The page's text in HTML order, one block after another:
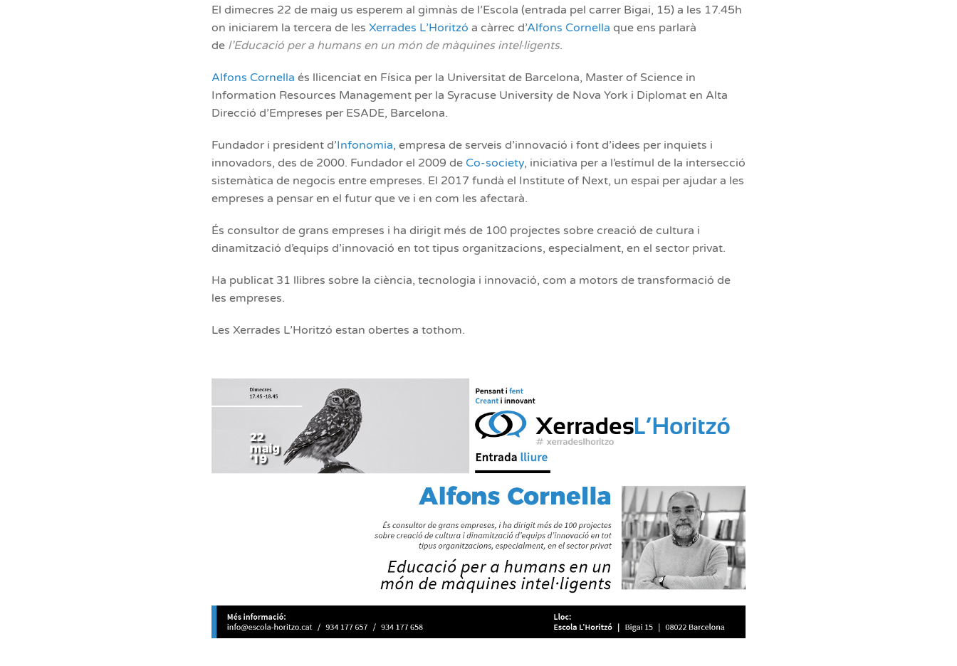
El dimecres 22 de maig us esperem al gimnàs de l’Escola (entrada pel carrer Bigai, 15) a les 17.45h
on iniciarem la tercera de les Xerrades L’Horitzó a càrrec d’Alfons Cornella que ens parlarà
de l’Educació per a humans en un món de màquines intel·ligents.
Alfons Cornella és llicenciat en Física per la Universitat de Barcelona, Master of Science in
Information Resources Management per la Syracuse University de Nova York i Diplomat en Alta
Direcció d’Empreses per ESADE, Barcelona.
Fundador i president d’Infonomia, empresa de serveis d’innovació i font d’idees per inquiets i
innovadors, des de 2000. Fundador el 2009 de Co-society, iniciativa per a l’estímul de la intersecció
sistemàtica de negocis entre empreses. El 2017 fundà el Institute of Next, un espai per ajudar a les
empreses a pensar en el futur que ve i en com les afectarà.
És consultor de grans empreses i ha dirigit més de 100 projectes sobre creació de cultura i
dinamització d’equips d’innovació en tot tipus organitzacions, especialment, en el sector privat.
Ha publicat 31 llibres sobre la ciència, tecnologia i innovació, com a motors de transformació de
les empreses.
Les Xerrades L’Horitzó estan obertes a tothom.